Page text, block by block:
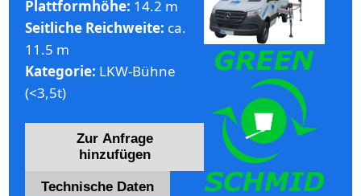
Plattformhöhe: 14.2 m
Seitliche Reichweite: ca.
11.5 m
Kategorie: LKW-Bühne
(<3,5t)
Zur Anfrage
hinzufügen
Technische Daten